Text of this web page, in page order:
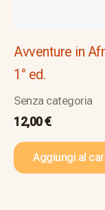
Avventure in
1° ed.
Senza categoria
12,00€
Aggiungi al